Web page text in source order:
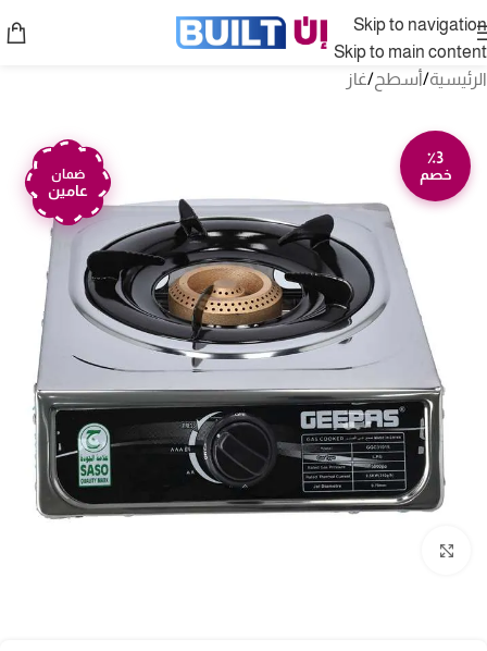
Skip to navigation
Skip to main content
الرئيسية/أسطح/غاز
٪3
خصم
ضمان
عامين